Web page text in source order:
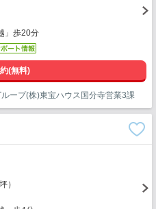
」歩20分
(無料)
ープ(株)東宝ハウス国分寺営業3課
）